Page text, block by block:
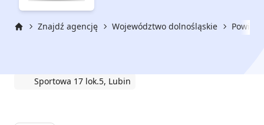
Znajdź agencję Województwo dolnośląskie Powiat
Sportowa 17 lok.5, Lubin